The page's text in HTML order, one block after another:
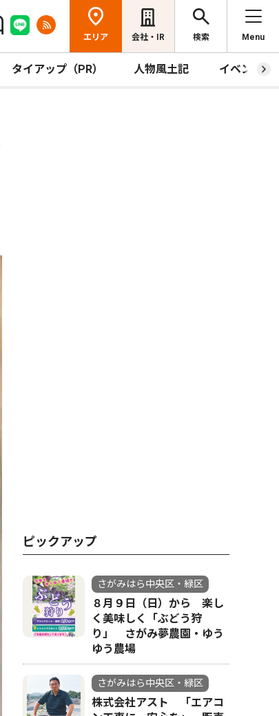
エリア 会社・IR 検索 Menu
タイアップ（PR） 人物風土記 イベント
ピックアップ
さがみはら中央区・緑区
８月９日（日）から 楽し
く美味しく「ぶどう狩
り」 さがみ夢農園・ゆう
ゆう農場
さがみはら中央区・緑区
株式会社アスト 「エアコ